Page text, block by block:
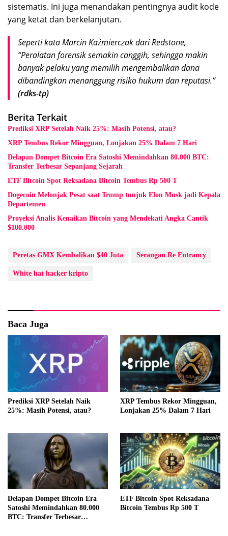
sistematis. Ini juga menandakan pentingnya audit kode
yang ketat dan berkelanjutan.
Seperti kata Marcin Kaźmierczak dari Redstone,
“Peralatan forensik semakin canggih, sehingga makin
banyak pelaku yang memilih mengembalikan dana
dibandingkan menanggung risiko hukum dan reputasi.”
(rdks-tp)
Berita Terkait
Prediksi XRP Setelah Naik 25%: Masih Potensi, atau?
XRP Tembus Rekor Mingguan, Lonjakan 25% Dalam 7 Hari
Delapan Dompet Bitcoin Era Satoshi Memindahkan 80.000 BTC:
Transfer Terbesar Sepanjang Sejarah
ETF Bitcoin Spot Reksadana Bitcoin Tembus Rp 500 T
Dogecoin Melonjak Pesat saat Trump tunjuk Elon Musk jadi Kepala
Departemen
Proyeksi Analis Kenaikan Bitcoin yang Mendekati Angka Cantik
$100.000
Peretas GMX Kembalikan $40 Juta Serangan Re Entrancy
White hat hacker kripto
Baca Juga
Prediksi XRP Setelah Naik
25%: Masih Potensi, atau?
XRP Tembus Rekor Mingguan,
Lonjakan 25% Dalam 7 Hari
Delapan Dompet Bitcoin Era
Satoshi Memindahkan 80.000
BTC: Transfer Terbesar
ETF Bitcoin Spot Reksadana
Bitcoin Tembus Rp 500 T